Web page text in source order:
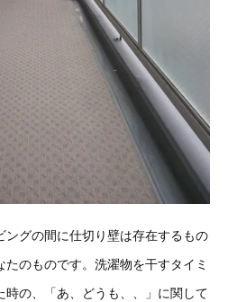
ングの間に仕切り壁は存在するもの
のものです。洗濯物を干すタイミ
時の、「あ、どうも、、」に関して